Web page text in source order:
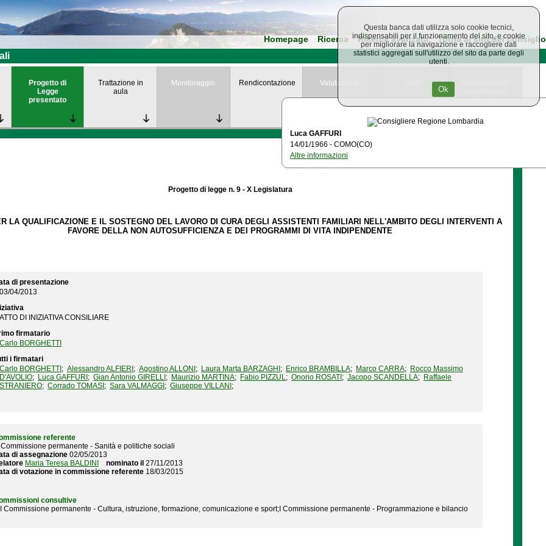
Homepage Ricerca Ricerca avanzata Torna al sito del consiglio
Progetto di
Legge
presentato
Trattazione in
aula
Monitoraggio Rendicontazione Valutazione
Giunta
Regionale
Progetto di legge n. 9 - X Legislatura
LA QUALIFICAZIONE E IL SOSTEGNO DEL LAVORO DI CURA DEGLI ASSISTENTI FAMILIARI NELL'AMBITO DEGLI INTERVENTI A
FAVORE DELLA NON AUTOSUFFICIENZA E DEI PROGRAMMI DI VITA INDIPENDENTE
di presentazione
03/04/2013
ATTO DI INIZIATIVA CONSILIARE
firmatario
Carlo BORGHETTI
i firmatari
Carlo BORGHETTI ; Alessandro ALFIERI ; Agostino ALLONI ; Laura Marta BARZAGHI ; Enrico BRAMBILLA; Marco CARRA; Rocco Massimo
D'AVOLIO; Luca GAFFURI ; Gian Antonio GIRELLI ; Maurizio MARTINA; Fabio PIZZUL; Onorio ROSATI ; Jacopo SCANDELLA; Raffaele
STRANIERO; Corrado TOMASI ; Sara VALMAGGI ; Giuseppe VILLANI ;
Luca GAFFURI
14/01/1966 - COMO(CO)
Altre informazioni
referente
Commissione permanente - Sanità e politiche sociali
di assegnazione 02/05/2013
Maria Teresa BALDINI nominato il 27/11/2013
di votazione in commissione referente 18/03/2015
consultive
Commissione permanente - Cultura, istruzione, formazione, comunicazione e sport;I Commissione permanente - Programmazione e bilancio
Questa banca dati utilizza solo cookie tecnici,
indispensabili per il funzionamento del sito, e cookie
per migliorare la navigazione e raccogliere dati
statistici aggregati sull'utilizzo del sito da parte degli
utenti.
Ok